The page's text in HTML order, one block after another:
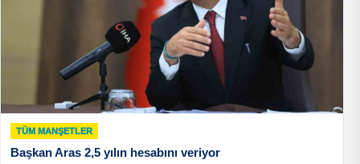
TÜM MANŞETLER
Başkan Aras 2,5 yılın hesabını veriyor